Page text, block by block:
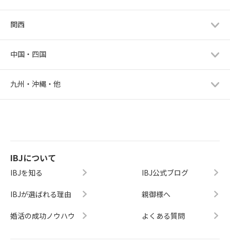
関西
中国・四国
九州・沖縄・他
IBJについて
IBJを知る
IBJが選ばれる理由
婚活の成功ノウハウ
IBJ公式ブログ
親御様へ
よくある質問